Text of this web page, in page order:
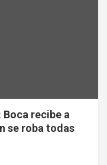
Boca recibe a
se roba todas